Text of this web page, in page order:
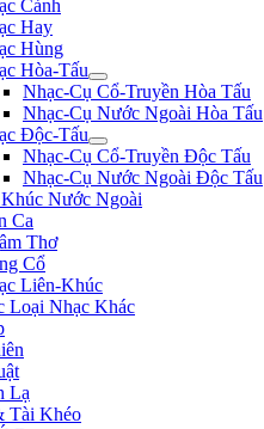
Cảnh
Hay
Hùng
Hòa-Tấu
Nhạc-Cụ Cổ-Truyền Hòa Tấu
Nhạc-Cụ Nước Ngoài Hòa Tấu
Độc-Tấu
Nhạc-Cụ Cổ-Truyền Độc Tấu
Nhạc-Cụ Nước Ngoài Độc Tấu
Nước Ngoài
Ca
Thơ
Cổ
Liên-Khúc
Loại Nhạc Khác
Lạ
Tài Khéo